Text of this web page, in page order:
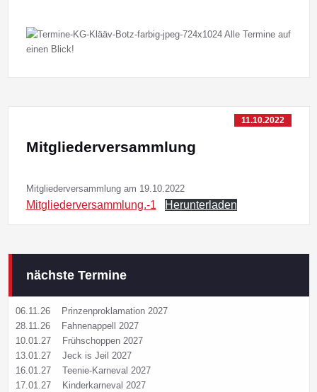
11.10.2022
Mitgliederversammlung
Mitgliederversammlung am 19.10.2022
Mitgliederversammlung.-1 Herunterladen
nächste Termine
06.11.26
Prinzenproklamation 2027
28.11.26
Fahnenappell 2027
10.01.27
Frühschoppen 2027
13.01.27 Jeck is Jeil 2027
16.01.27 Teenie-Karneval 2027
17.01.27
Kinderkarneval 2027